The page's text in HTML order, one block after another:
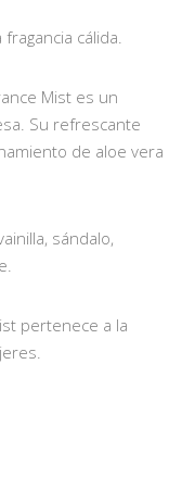
cálida.
Mist es un
Su refrescante
de aloe vera
sándalo,
pertenece a la